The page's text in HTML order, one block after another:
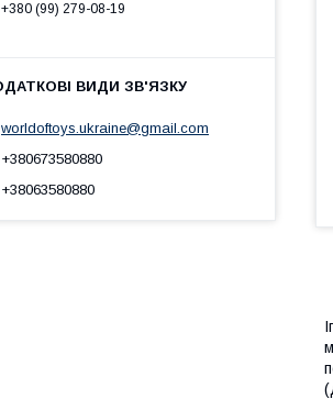
+380 (99) 279-08-19
worldoftoys.ukraine@gmail.com
+380673580880
+38063580880